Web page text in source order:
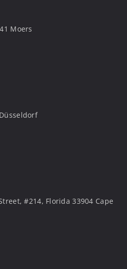
Moers
#214, Florida 33904 Cape